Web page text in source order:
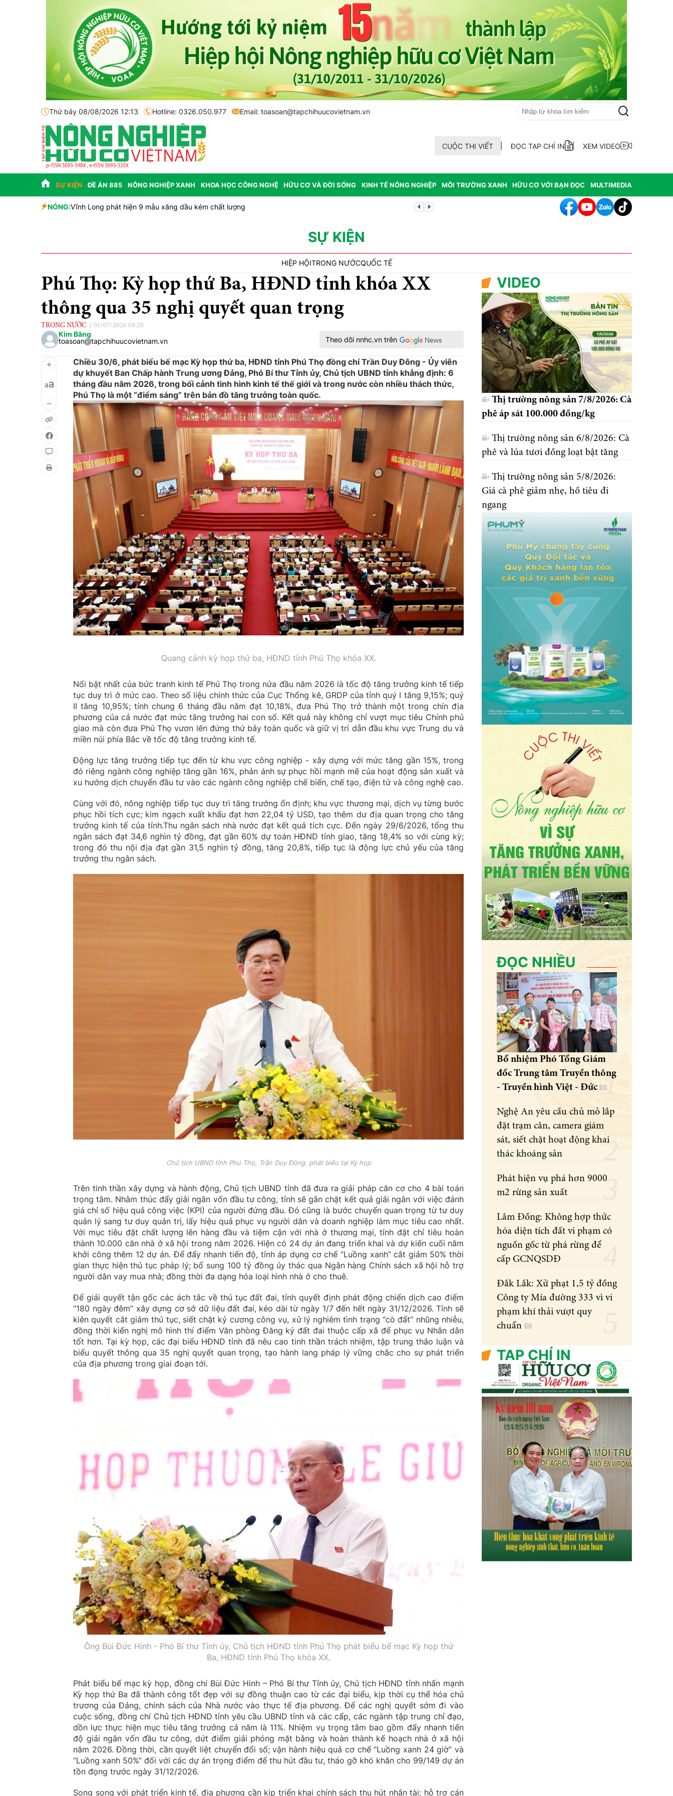
Thứ bảy 08/08/2026 12:13 Hotline: 0326.050.977 Email: toasoan@tapchihuucovietnam.vn
CUỘC THI VIẾT ĐỌC TẠP CHÍ IN XEM VIDEO
SỰ KIỆN ĐỀ ÁN 885 NÔNG NGHIỆP XANH KHOA HỌC CÔNG NGHỆ HỮU CƠ VÀ ĐỜI SỐNG KINH TẾ NÔNG NGHIỆP MÔI TRƯỜNG XANH HỮU CƠ VỚI BẠN ĐỌC MULTIMEDIA
NÓNG:
tiềm năng Vĩnh Long phát hiện 9 mẫu xăng dầu kém chất lượng Tổ chức lấy mẫu AND 70 hài cốt liệt sĩ chưa xác định thông tin tại xã Ea Kar tỉnh
SỰ KIỆN
HIỆP HỘITRONG NƯỚCQUỐC TẾ
Phú Thọ: Kỳ họp thứ Ba, HĐND tỉnh khóa XX
thông qua 35 nghị quyết quan trọng
TRONG NƯỚC 01/07/2026 08:20
Kim Bằng
toasoan@tapchihuucovietnam.vn
Theo dõi nnhc.vn trên
aa
Chiều 30/6, phát biểu bế mạc Kỳ họp thứ ba, HĐND tỉnh Phú Thọ đồng chí Trần Duy Đông - Ủy viên
dự khuyết Ban Chấp hành Trung ương Đảng, Phó Bí thư Tỉnh ủy, Chủ tịch UBND tỉnh khẳng định: 6
tháng đầu năm 2026, trong bối cảnh tình hình kinh tế thế giới và trong nước còn nhiều thách thức,
Phú Thọ là một “điểm sáng” trên bản đồ tăng trưởng toàn quốc.
Quang cảnh kỳ họp thứ ba, HĐND tỉnh Phú Thọ khóa XX.
Nổi bật nhất của bức tranh kinh tế Phú Thọ trong nửa đầu năm 2026 là tốc độ tăng trưởng kinh tế tiếp
tục duy trì ở mức cao. Theo số liệu chính thức của Cục Thống kê, GRDP của tỉnh quý I tăng 9,15%; quý
II tăng 10,95%; tính chung 6 tháng đầu năm đạt 10,18%, đưa Phú Thọ trở thành một trong chín địa
phương của cả nước đạt mức tăng trưởng hai con số. Kết quả này không chỉ vượt mục tiêu Chính phủ
giao mà còn đưa Phú Thọ vươn lên đứng thứ bảy toàn quốc và giữ vị trí dẫn đầu khu vực Trung du và
miền núi phía Bắc về tốc độ tăng trưởng kinh tế.
Động lực tăng trưởng tiếp tục đến từ khu vực công nghiệp - xây dựng với mức tăng gần 15%, trong
đó riêng ngành công nghiệp tăng gần 16%, phản ánh sự phục hồi mạnh mẽ của hoạt động sản xuất và
xu hướng dịch chuyển đầu tư vào các ngành công nghiệp chế biến, chế tạo, điện tử và công nghệ cao.
Cùng với đó, nông nghiệp tiếp tục duy trì tăng trưởng ổn định; khu vực thương mại, dịch vụ từng bước
phục hồi tích cực; kim ngạch xuất khẩu đạt hơn 22,04 tỷ USD, tạo thêm dư địa quan trọng cho tăng
trưởng kinh tế của tỉnh.Thu ngân sách nhà nước đạt kết quả tích cực. Đến ngày 29/6/2026, tổng thu
ngân sách đạt 34,6 nghìn tỷ đồng, đạt gần 60% dự toán HĐND tỉnh giao, tăng 18,4% so với cùng kỳ;
trong đó thu nội địa đạt gần 31,5 nghìn tỷ đồng, tăng 20,8%, tiếp tục là động lực chủ yếu của tăng
trưởng thu ngân sách.
Chủ tịch UBND tỉnh Phú Thọ, Trần Duy Đông, phát biểu tại Kỳ họp
Trên tinh thần xây dựng và hành động, Chủ tịch UBND tỉnh đã đưa ra giải pháp căn cơ cho 4 bài toán
trọng tâm. Nhằm thúc đẩy giải ngân vốn đầu tư công, tỉnh sẽ gắn chặt kết quả giải ngân với việc đánh
giá chỉ số hiệu quả công việc (KPI) của người đứng đầu. Đó cũng là bước chuyển quan trọng từ tư duy
quản lý sang tư duy quản trị, lấy hiệu quả phục vụ người dân và doanh nghiệp làm mục tiêu cao nhất.
Với mục tiêu đặt chất lượng lên hàng đầu và tiệm cận với nhà ở thương mại, tỉnh đặt chỉ tiêu hoàn
thành 10.000 căn nhà ở xã hội trong năm 2026. Hiện có 24 dự án đang triển khai và dự kiến cuối năm
khởi công thêm 12 dự án. Để đẩy nhanh tiến độ, tỉnh áp dụng cơ chế “Luồng xanh” cắt giảm 50% thời
gian thực hiện thủ tục pháp lý; bổ sung 100 tỷ đồng ủy thác qua Ngân hàng Chính sách xã hội hỗ trợ
người dân vay mua nhà; đồng thời đa dạng hóa loại hình nhà ở cho thuê.
​Để giải quyết tận gốc các ách tắc về thủ tục đất đai, tỉnh quyết định phát động chiến dịch cao điểm
“180 ngày đêm” xây dựng cơ sở dữ liệu đất đai, kéo dài từ ngày 1/7 đến hết ngày 31/12/2026. Tỉnh sẽ
kiên quyết cắt giảm thủ tục, siết chặt kỷ cương công vụ, xử lý nghiêm tình trạng “cò đất” nhũng nhiễu,
đồng thời kiến nghị mô hình thí điểm Văn phòng Đăng ký đất đai thuộc cấp xã để phục vụ Nhân dân
tốt hơn. Tại kỳ họp, các đại biểu HĐND tỉnh đã nêu cao tinh thần trách nhiệm, tập trung thảo luận và
biểu quyết thông qua 35 nghị quyết quan trọng, tạo hành lang pháp lý vững chắc cho sự phát triển
của địa phương trong giai đoạn tới.
Ông Bùi Đức Hinh - Phó Bí thư Tỉnh ủy, Chủ tịch HĐND tỉnh Phú Thọ phát biểu bế mạc Kỳ họp thứ
Ba, HĐND tỉnh Phú Thọ khóa XX.
Phát biểu bế mạc kỳ họp, đồng chí Bùi Đức Hinh – Phó Bí thư Tỉnh ủy, Chủ tịch HĐND tỉnh nhấn mạnh
Kỳ họp thứ Ba đã thành công tốt đẹp với sự đồng thuận cao từ các đại biểu, kịp thời cụ thể hóa chủ
trương của Đảng, chính sách của Nhà nước vào thực tế địa phương. Để các nghị quyết sớm đi vào
cuộc sống, đồng chí Chủ tịch HĐND tỉnh yêu cầu UBND tỉnh và các cấp, các ngành tập trung chỉ đạo,
dồn lực thực hiện mục tiêu tăng trưởng cả năm là 11%. Nhiệm vụ trọng tâm bao gồm đẩy nhanh tiến
độ giải ngân vốn đầu tư công, dứt điểm giải phóng mặt bằng và hoàn thành kế hoạch nhà ở xã hội
năm 2026. Đồng thời, cần quyết liệt chuyển đổi số; vận hành hiệu quả cơ chế “Luồng xanh 24 giờ” và
“Luồng xanh 50%” đối với các dự án trọng điểm để thu hút đầu tư, tháo gỡ khó khăn cho 99/149 dự án
tồn đọng trước ngày 31/12/2026.
Song song với phát triển kinh tế, địa phương cần kịp triển khai chính sách thu hút nhân tài; hỗ trợ cán
VIDEO
Thị trường nông sản 7/8/2026: Cà
phê áp sát 100.000 đồng/kg
Thị trường nông sản 6/8/2026: Cà
phê và lúa tươi đồng loạt bật tăng
Thị trường nông sản 5/8/2026:
Giá cà phê giảm nhẹ, hồ tiêu đi
ngang
ĐỌC NHIỀU
Bổ nhiệm Phó Tổng Giám
đốc Trung tâm Truyền thông
- Truyền hình Việt - Đức
Nghệ An yêu cầu chủ mỏ lắp
đặt trạm cân, camera giám
sát, siết chặt hoạt động khai
thác khoáng sản
Phát hiện vụ phá hơn 9000
m2 rừng sản xuất
Lâm Đồng: Không hợp thức
hóa diện tích đất vi phạm có
nguồn gốc từ phá rừng để
cấp GCNQSDĐ
Đắk Lắk: Xử phạt 1,5 tỷ đồng
Công ty Mía đường 333 vì vi
phạm khí thải vượt quy
chuẩn
TẠP CHÍ IN